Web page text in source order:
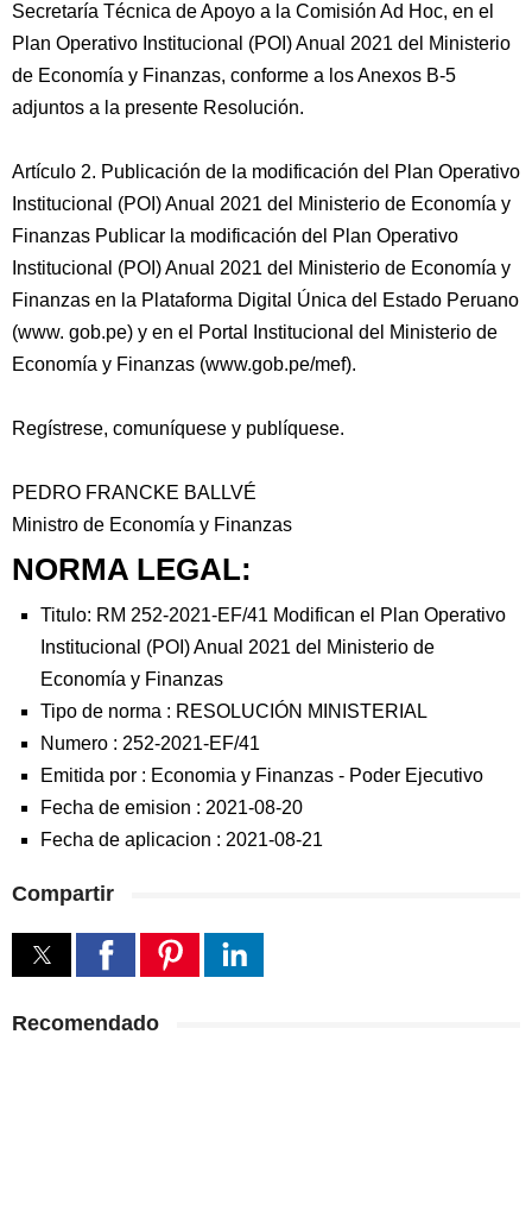
Secretaría Técnica de Apoyo a la Comisión Ad Hoc, en el
Plan Operativo Institucional (POI) Anual 2021 del Ministerio
de Economía y Finanzas, conforme a los Anexos B-5
adjuntos a la presente Resolución.
Artículo 2. Publicación de la modificación del Plan Operativo
Institucional (POI) Anual 2021 del Ministerio de Economía y
Finanzas Publicar la modificación del Plan Operativo
Institucional (POI) Anual 2021 del Ministerio de Economía y
Finanzas en la Plataforma Digital Única del Estado Peruano
(www. gob.pe) y en el Portal Institucional del Ministerio de
Economía y Finanzas (www.gob.pe/mef).
Regístrese, comuníquese y publíquese.
PEDRO FRANCKE BALLVÉ
Ministro de Economía y Finanzas
NORMA LEGAL:
Titulo: RM 252-2021-EF/41 Modifican el Plan Operativo
Institucional (POI) Anual 2021 del Ministerio de
Economía y Finanzas
Tipo de norma : RESOLUCIÓN MINISTERIAL
Numero : 252-2021-EF/41
Emitida por : Economia y Finanzas - Poder Ejecutivo
Fecha de emision : 2021-08-20
Fecha de aplicacion : 2021-08-21
Compartir
Recomendado